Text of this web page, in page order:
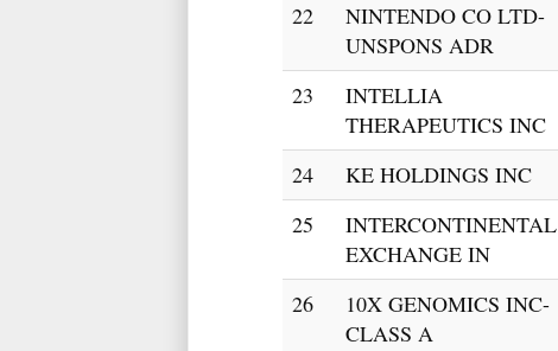
22
NINTENDO CO LTD-
UNSPONS ADR
23
INTELLIA
THERAPEUTICS INC
24 KE HOLDINGS INC
25
INTERCONTINENTAL
EXCHANGE IN
26
10X GENOMICS INC-
CLASS A